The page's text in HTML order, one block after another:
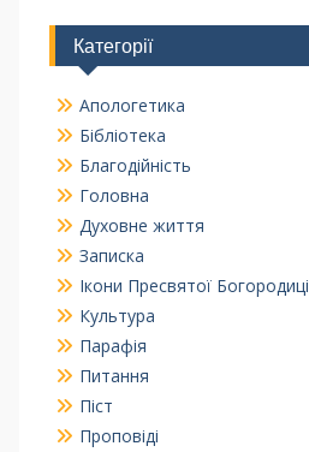
Категорії
Апологетика
Бібліотека
Благодійність
Головна
Духовне життя
Записка
Ікони Пресвятої Богородиці
Культура
Парафія
Питання
Піст
Проповіді